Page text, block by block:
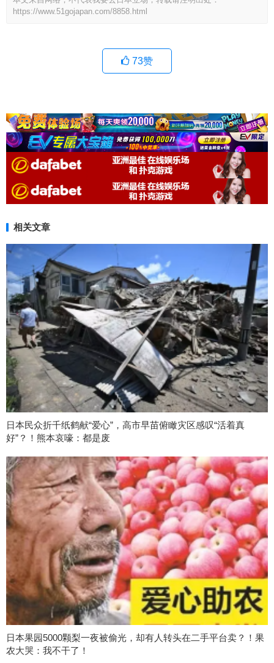
https://www.51gojapan.com/8858.html
73赞
相关文章
日本民众折千纸鹤献“爱心”，高市早苗俯瞰灾区感叹“活着真
好”？！熊本哀嚎：都是废
日本果园5000颗梨一夜被偷光，却有人转头在二手平台卖？！果
农大哭：我不干了！